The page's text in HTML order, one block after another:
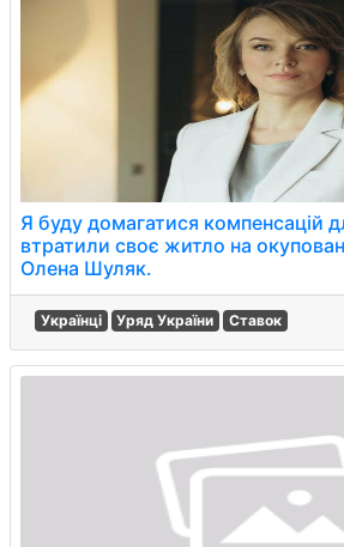
Я буду домагатися компенсацій
втратили своє житло на
Олена Шуляк.
Українці Уряд України Ставок